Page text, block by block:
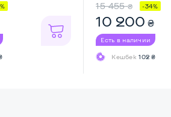
15 455 ₴ -34%
10 200 ₴
Есть в наличии
Кешбек102 ₴